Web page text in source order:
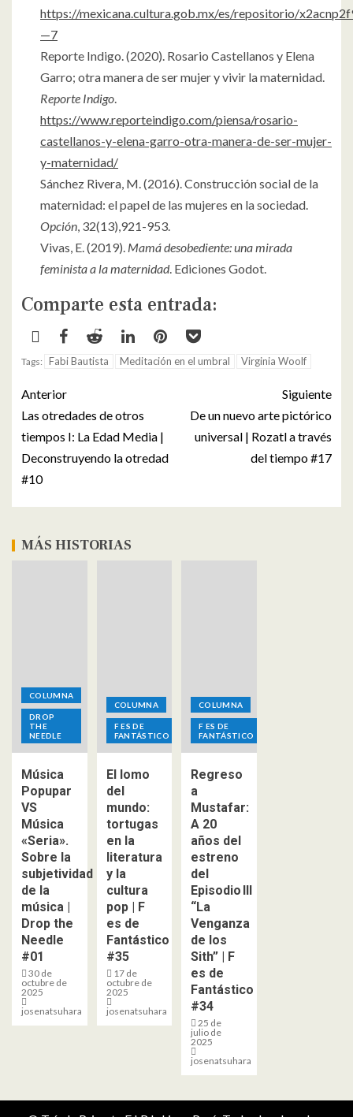
https://mexicana.cultura.gob.mx/es/repositorio/
—7
Reporte Indigo. (2020). Rosario Castellanos y Elena
Garro; otra manera de ser mujer y vivir la maternidad.
Reporte Indigo.
https://www.reporteindigo.com/piensa/rosario-
castellanos-y-elena-garro-otra-manera-de-ser-mujer-
y-maternidad/
Sánchez Rivera, M. (2016). Construcción social de la
maternidad: el papel de las mujeres en la sociedad.
Opción, 32(13),921-953.
Vivas, E. (2019). Mamá desobediente: una mirada
feminista a la maternidad. Ediciones Godot.
Comparte esta entrada:
Tags: Fabi Bautista Meditación en el umbral Virginia Woolf
Anterior
Las otredades de otros
tiempos I: La Edad Media |
Deconstruyendo la otredad
#10
Siguiente
De un nuevo arte pictórico
universal | Rozatl a través
del tiempo #17
MÁS HISTORIAS
COLUMNA
DROP
THE
NEEDLE
Música
Popupar
VS
Música
«Seria».
Sobre la
subjetividad
de la
música |
Drop the
Needle
#01
30 de
octubre de
2025
josenatsuhara
COLUMNA
F ES DE
FANTÁSTICO
El lomo
del
mundo:
tortugas
en la
literatura
y la
cultura
pop | F
es de
Fantástico
#35
17 de
octubre de
2025
josenatsuhara
COLUMNA
F ES DE
FANTÁSTICO
Regreso
a
Mustafar:
A 20
años del
estreno
del
Episodio III
“La
Venganza
de los
Sith” | F
es de
Fantástico
#34
25 de
julio de
2025
josenatsuhara